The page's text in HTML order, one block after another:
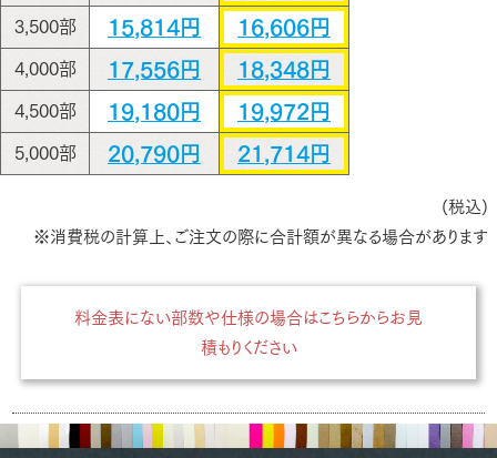
3,500部 15,814円 16,606円
4,000部 17,556円 18,348円
4,500部 19,180円 19,972円
5,000部 20,790円 21,714円
(税込)
※消費税の計算上、ご注文の際に合計額が異なる場合があります
料金表にない部数や仕様の場合はこちらからお見
積もりください